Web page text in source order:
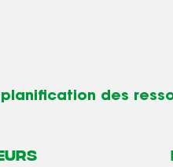
des